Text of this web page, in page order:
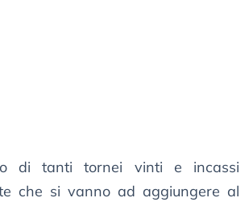
di tanti tornei vinti e incassi
che si vanno ad aggiungere al